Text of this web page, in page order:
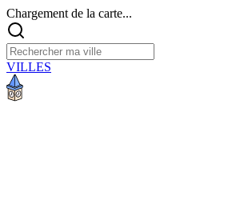
Chargement de la carte...
VILLES